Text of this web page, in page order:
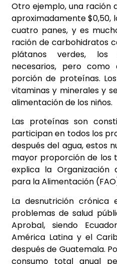
Otro ejemplo, una ración
aproximadamente $0,50,
cuatro panes, y es
ración de carbohidratos
plátanos verdes,
necesarios, pero como
porción de proteínas.
vitaminas y minerales y
alimentación de los niños.
Las proteínas son
participan en todos los
después del agua, estos
mayor proporción de los
explica la Organización
para la Alimentación
La desnutrición crónica
problemas de salud
Aprobal, siendo
América Latina y el
después de Guatemala.
consumo total anual